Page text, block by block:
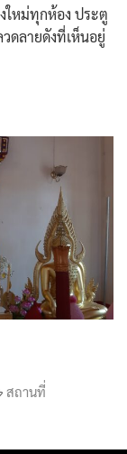
ใหม่ทุกห้อง ประตู
ดลายดังที่เห็นอยู่
สถานที่